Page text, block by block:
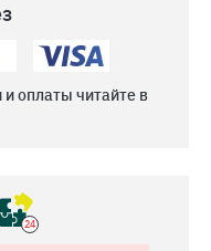
оплаты читайте в
24